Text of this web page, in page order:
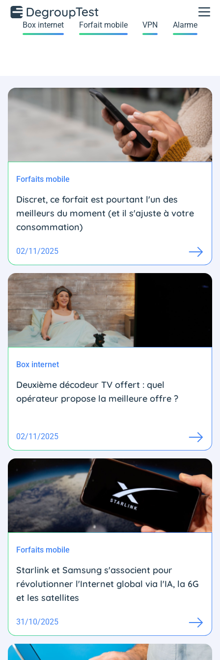
Box internet Forfait mobile VPN Alarme
Forfaits mobile
Discret, ce forfait est pourtant l'un des
meilleurs du moment (et il s'ajuste à votre
consommation)
02/11/2025
Box internet
Deuxième décodeur TV offert : quel
opérateur propose la meilleure offre ?
02/11/2025
Forfaits mobile
Starlink et Samsung s'associent pour
révolutionner l'Internet global via l'IA, la 6G
et les satellites
31/10/2025